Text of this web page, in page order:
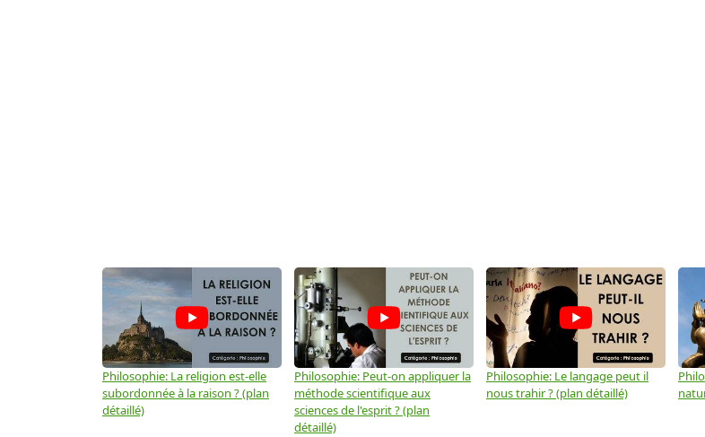
Philosophie: La religion est-elle
subordonnée à la raison ? (plan
détaillé)
Philosophie: Peut-on appliquer la
méthode scientifique aux
sciences de l'esprit ? (plan
détaillé)
Philosophie: Le langage peut il
nous trahir ? (plan détaillé)